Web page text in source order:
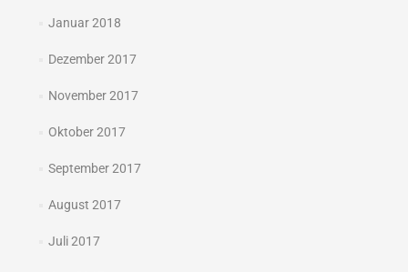
Januar 2018
Dezember 2017
November 2017
Oktober 2017
September 2017
August 2017
Juli 2017